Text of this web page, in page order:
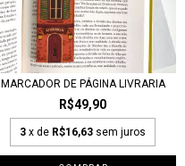
MARCADOR DE PÁGINA LIVRARIA
R$49,90
3 x de R$16,63 sem juros